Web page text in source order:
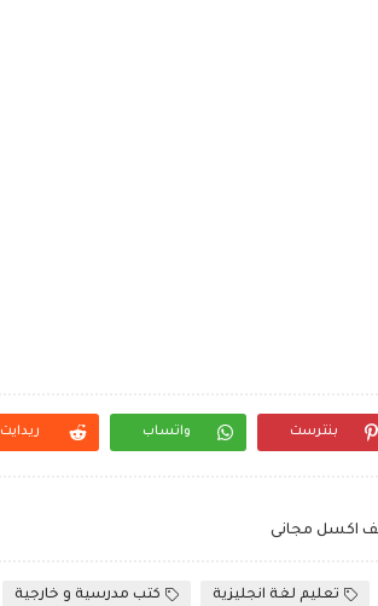
بنترست واتساب ريدايت
تعليم لغة انجليزية كتب مدرسية و خارجية